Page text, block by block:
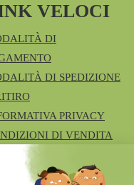
VELOCI
DI
DI SPEDIZIONE
PRIVACY
DI VENDITA
POLICY